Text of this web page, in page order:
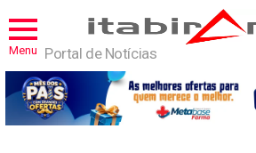
Menu Portal de Notícias